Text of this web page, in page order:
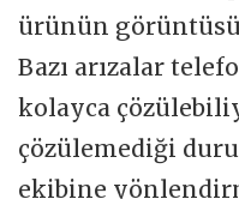
ürünün
Bazı arızalar
kolayca
çözülemediği
ekibine